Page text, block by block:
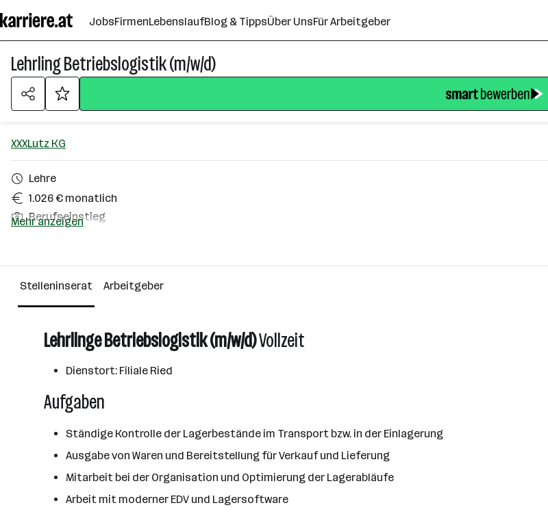
Seiteninhalt
springen
JobsFirmenLebenslaufBlog & TippsÜber UnsFür Arbeitgeber
Lehrling Betriebslogistik (m/w/d)
XXXLutz KG
Lehre
1.026 € monatlich
Berufseinstieg
Über das Unternehmen
10000+ Mitarbeiter*innen
Mehr anzeigen
Stelleninserat Arbeitgeber
Lehrlinge Betriebslogistik (m/w/d)Vollzeit
Dienstort: Filiale Ried
Aufgaben
Ständige Kontrolle der Lagerbestände im Transport bzw. in der Einlagerung
Ausgabe von Waren und Bereitstellung für Verkauf und Lieferung
Mitarbeit bei der Organisation und Optimierung der Lagerabläufe
Arbeit mit moderner EDV und Lagersoftware